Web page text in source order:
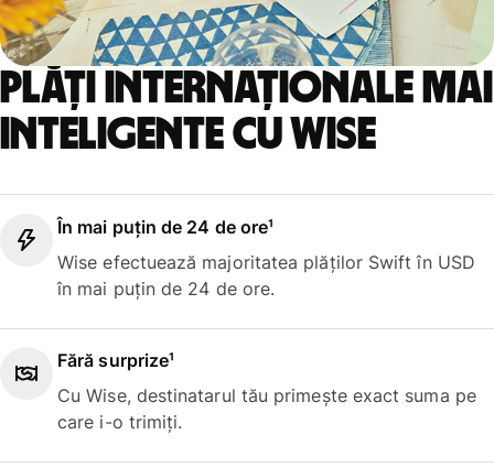
Plăți internaționale mai
inteligente cu Wise
În mai puțin de 24 de ore¹
Wise efectuează majoritatea plăților Swift în USD
în mai puțin de 24 de ore.
Fără surprize¹
Cu Wise, destinatarul tău primește exact suma pe
care i-o trimiți.